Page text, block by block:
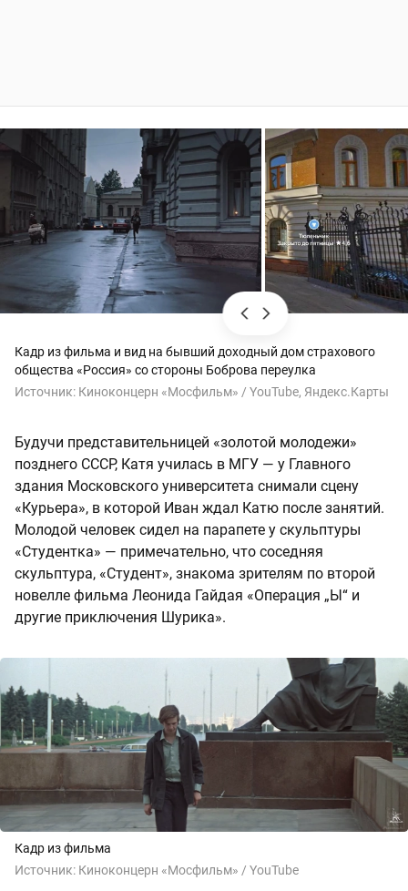
Кадр из фильма и вид на бывший доходный дом страхового
общества «Россия» со стороны Боброва переулка
Источник: Киноконцерн «Мосфильм» / YouTube, Яндекс.Карты
Будучи представительницей «золотой молодежи»
позднего СССР, Катя училась в МГУ — у Главного
здания Московского университета снимали сцену
«Курьера», в которой Иван ждал Катю после занятий.
Молодой человек сидел на парапете у скульптуры
«Студентка» — примечательно, что соседняя
скульптура, «Студент», знакома зрителям по второй
новелле фильма Леонида Гайдая «Операция „Ы“ и
другие приключения Шурика».
Кадр из фильма
Источник: Киноконцерн «Мосфильм» / YouTube